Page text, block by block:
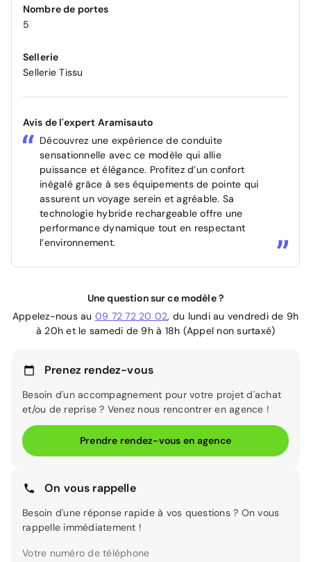
Nombre de portes
5
Sellerie
Sellerie Tissu
Avis de l'expert Aramisauto
Découvrez une expérience de conduite
sensationnelle avec ce modèle qui allie
puissance et élégance. Profitez d’un confort
inégalé grâce à ses équipements de pointe qui
assurent un voyage serein et agréable. Sa
technologie hybride rechargeable offre une
performance dynamique tout en respectant
l’environnement.
Une question sur ce modèle ?
Appelez-nous au 09 72 72 20 02, du lundi au vendredi de 9h
à 20h et le samedi de 9h à 18h (Appel non surtaxé)
Prenez rendez-vous
Besoin d'un accompagnement pour votre projet d'achat
et/ou de reprise ? Venez nous rencontrer en agence !
Prendre rendez-vous en agence
On vous rappelle
Besoin d'une réponse rapide à vos questions ? On vous
rappelle immédiatement !
Votre numéro de téléphone